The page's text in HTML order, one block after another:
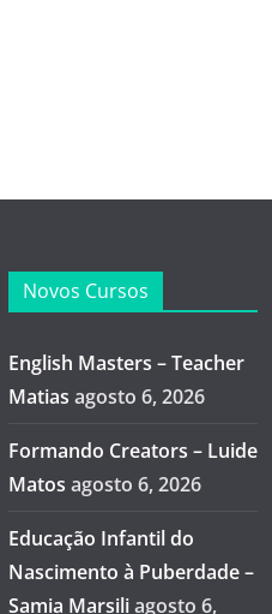
Novos Cursos
English Masters – Teacher
Matias agosto 6, 2026
Formando Creators – Luide
Matos agosto 6, 2026
Educação Infantil do
Nascimento à Puberdade –
Samia Marsili agosto 6,